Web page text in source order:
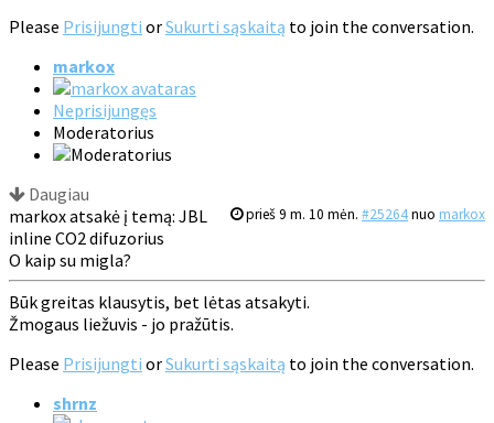
Please Prisijungti orSukurti sąskaitą to join the conversation.
markox
Neprisijungęs
Moderatorius
Daugiau
prieš 9 m. 10 mėn. #25264nuo markox
markox atsakė į temą: JBL
inline CO2 difuzorius
O kaip su migla?
Būk greitas klausytis, bet lėtas atsakyti.
Žmogaus liežuvis - jo pražūtis.
Please Prisijungti orSukurti sąskaitą to join the conversation.
shrnz